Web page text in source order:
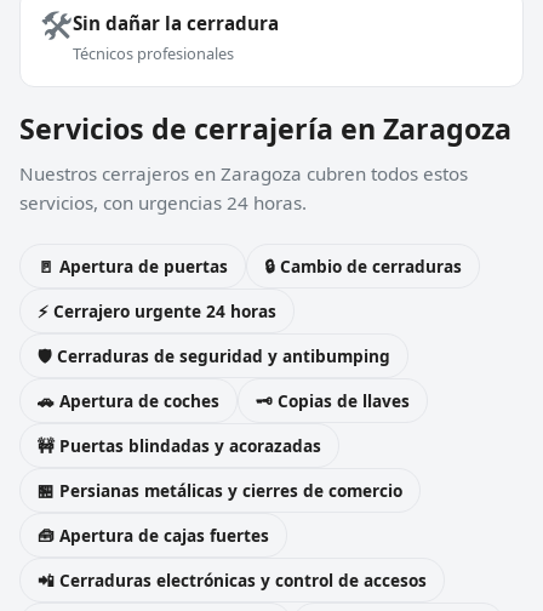
🛠️Sin dañar la cerradura
Técnicos profesionales
Servicios de cerrajería en Zaragoza
Nuestros cerrajeros en Zaragoza cubren todos estos
servicios, con urgencias 24 horas.
🚪 Apertura de puertas
🔒 Cambio de cerraduras
⚡ Cerrajero urgente 24 horas
🛡️ Cerraduras de seguridad y antibumping
🚗 Apertura de coches
🗝️ Copias de llaves
🚧 Puertas blindadas y acorazadas
🏪 Persianas metálicas y cierres de comercio
🧰 Apertura de cajas fuertes
📲 Cerraduras electrónicas y control de accesos